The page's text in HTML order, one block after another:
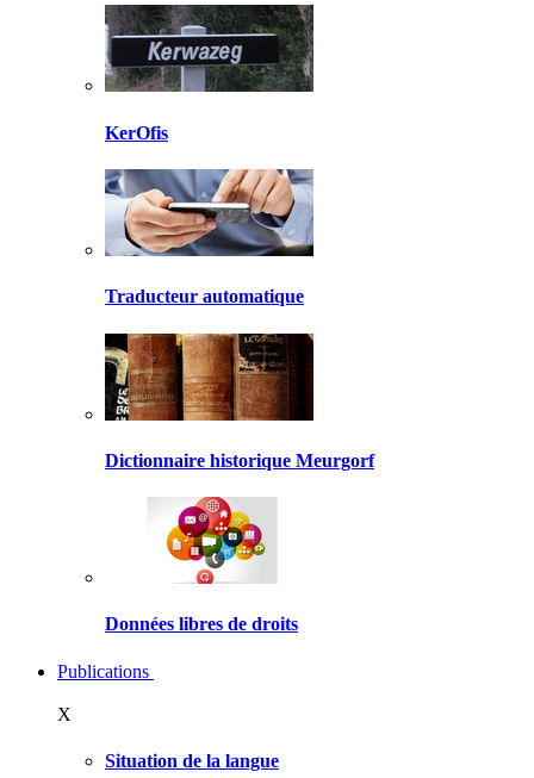
KerOfis
Traducteur automatique
Dictionnaire historique Meurgorf
Données libres de droits
Publications
X
Situation de la langue